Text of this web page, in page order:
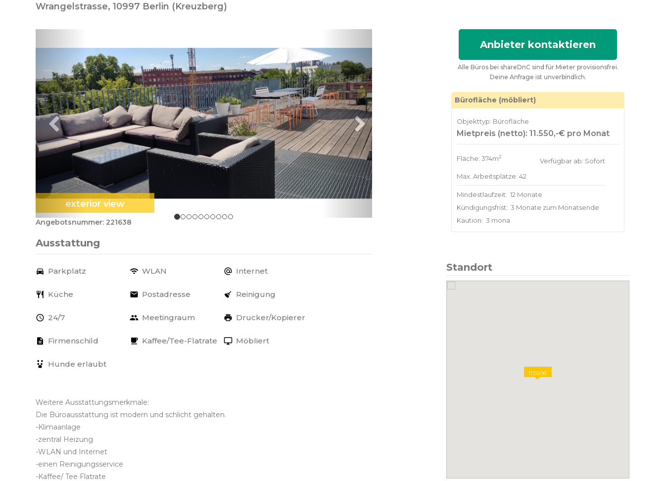
Wrangelstrasse, 10997 Berlin (Kreuzberg)
exterior view
Angebotsnummer: 221638
Ausstattung
Parkplatz WLAN Internet
Küche Postadresse Reinigung
24/7 Meetingraum Drucker/Kopierer
Firmenschild Kaffee/Tee-Flatrate Möbliert
Hunde erlaubt
Weitere Ausstattungsmerkmale:
Die Büroausstattung ist modern und schlicht gehalten.
-Klimaanlage
-zentral Heizung
-WLAN und Internet
-einen Reinigungsservice
-Kaffee/ Tee Flatrate
Anbieter kontaktieren
Alle Büros bei shareDnC sind für Mieter provisionsfrei.
Deine Anfrage ist unverbindlich.
Bürofläche (möbliert)
Objekttyp: Bürofläche
Mietpreis (netto): 11.550,-€ pro Monat
Fläche: 374m2
Max. Arbeitsplätze: 42
Verfügbar ab: Sofort
Mindestlaufzeit: 12 Monate
Kündigungsfrist: 3 Monate zum Monatsende
Kaution: 3 mona
Standort
11.550€